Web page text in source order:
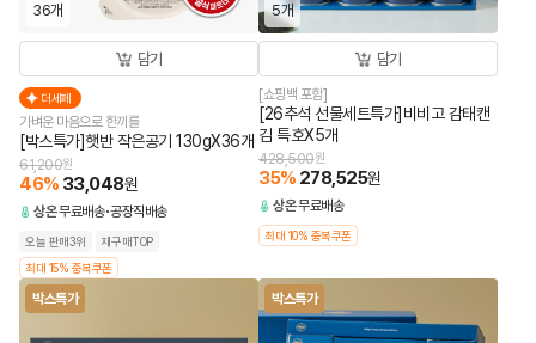
36개
담기
더세페
가벼운 마음으로 한끼를
[박스특가]햇반 작은공기 130gX36개
61,200원
46% 33,048원
상온무료배송 공장직배송
오늘 판매3위
재구매TOP
최대 15% 중복쿠폰
5개
담기
[쇼핑백 포함]
[26추석 선물세트특가]비비고 감태캔
김 특호X5개
428,500원
35% 278,525원
상온무료배송
최대 10% 중복쿠폰
박스특가 박스특가